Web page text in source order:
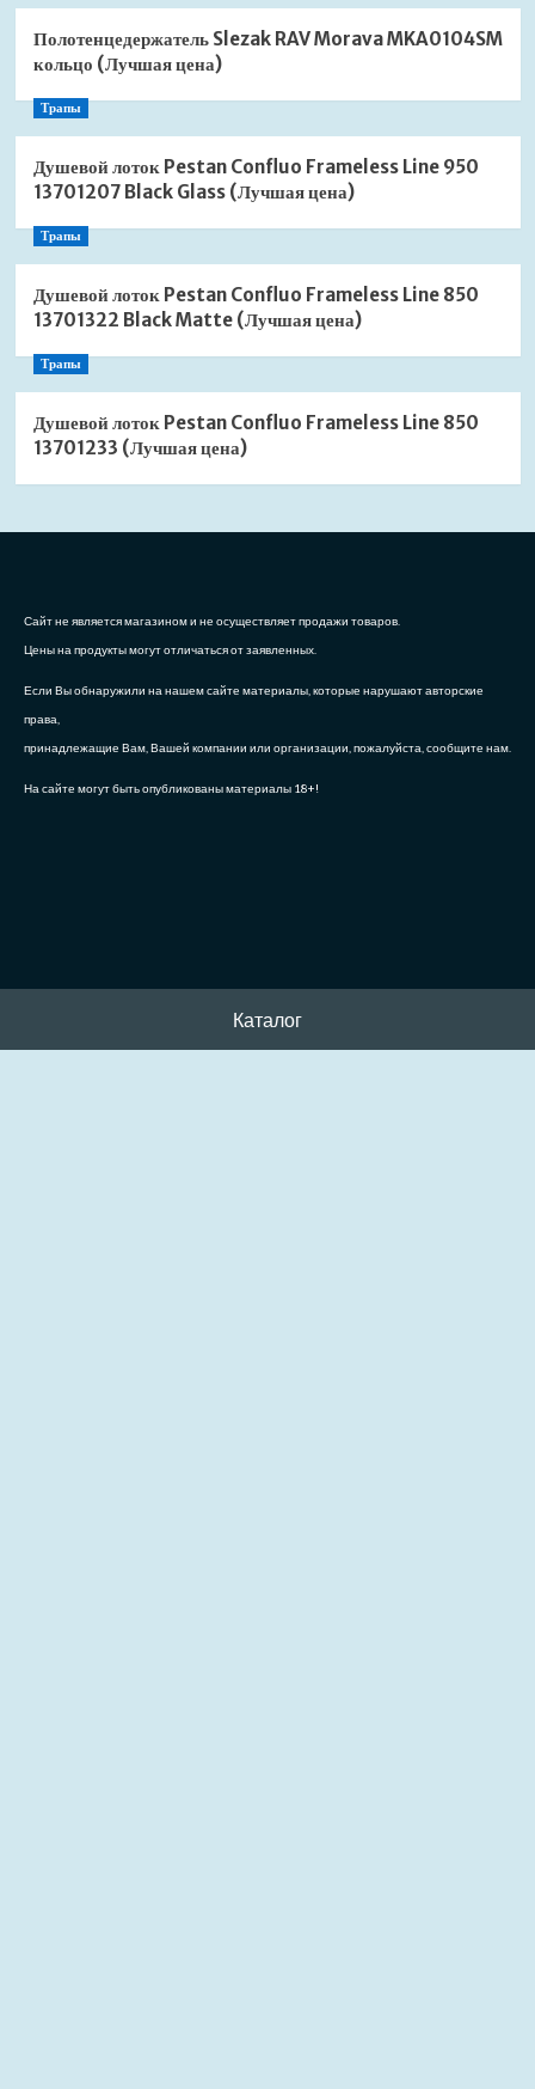
Полотенцедержатель Slezak RAV Morava MKA0104SM
кольцо (Лучшая цена)
Трапы
Душевой лоток Pestan Confluo Frameless Line 950
13701207 Black Glass (Лучшая цена)
Трапы
Душевой лоток Pestan Confluo Frameless Line 850
13701322 Black Matte (Лучшая цена)
Трапы
Душевой лоток Pestan Confluo Frameless Line 850
13701233 (Лучшая цена)
Сайт не является магазином и не осуществляет продажи товаров.
Цены на продукты могут отличаться от заявленных.
Если Вы обнаружили на нашем сайте материалы, которые нарушают авторские
права,
принадлежащие Вам, Вашей компании или организации, пожалуйста, сообщите нам.
На сайте могут быть опубликованы материалы 18+!
Каталог